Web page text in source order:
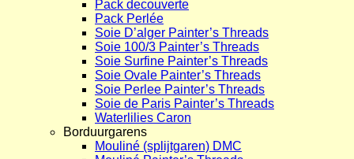
Pack decouverte
Pack Perlée
Soie D’alger Painter’s Threads
Soie 100/3 Painter’s Threads
Soie Surfine Painter’s Threads
Soie Ovale Painter’s Threads
Soie Perlee Painter’s Threads
Soie de Paris Painter’s Threads
Waterlilies Caron
Borduurgarens
Mouliné (splijtgaren) DMC